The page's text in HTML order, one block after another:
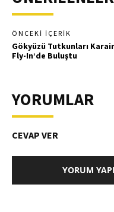
ÖNCEKI İÇERIK
Gökyüzü Tutkunları
Fly-In’de Buluştu
YORUMLAR
CEVAP VER
YORUM